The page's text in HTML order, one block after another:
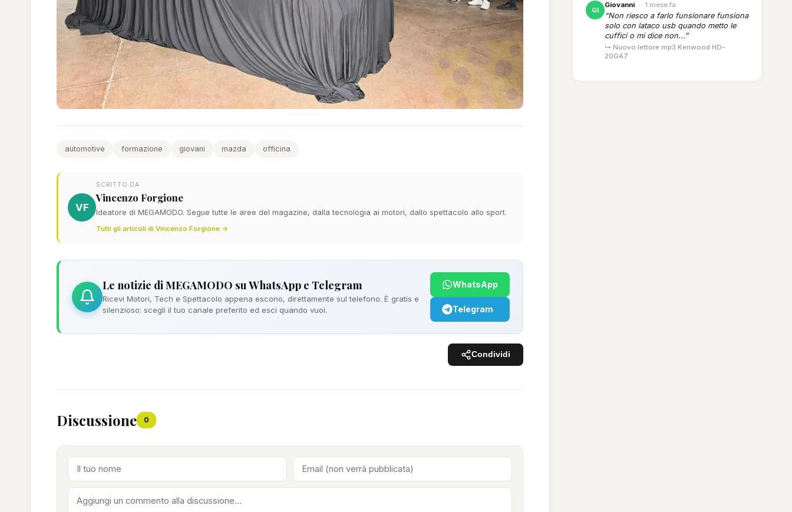
automotive formazione giovani mazda officina
VF
SCRITTO DA
Vincenzo Forgione
Ideatore di MEGAMODO. Segue tutte le aree del magazine, dalla tecnologia ai motori, dallo spettacolo allo sport.
Tutti gli articoli di Vincenzo Forgione →
Le notizie di MEGAMODO su WhatsApp e Telegram
Ricevi Motori, Tech e Spettacolo appena escono, direttamente sul telefono. È gratis e
silenzioso: scegli il tuo canale preferito ed esci quando vuoi.
WhatsApp
Telegram
Condividi
Discussione 0
GI
Giovanni · 1 mese fa
“Non riesco a farlo funsionare funsiona
solo con lataco usb quando metto le
cuffici o mi dice non...”
↳ Nuovo lettore mp3 Kenwood HD-
20GA7